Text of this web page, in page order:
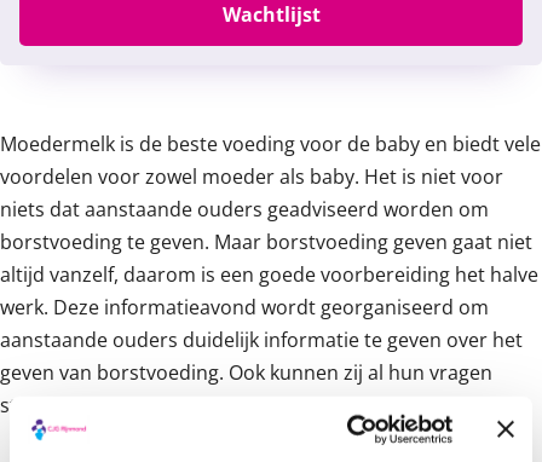
Wachtlijst
Moedermelk is de beste voeding voor de baby en biedt vele
voordelen voor zowel moeder als baby. Het is niet voor
niets dat aanstaande ouders geadviseerd worden om
borstvoeding te geven. Maar borstvoeding geven gaat niet
altijd vanzelf, daarom is een goede voorbereiding het halve
werk. Deze informatieavond wordt georganiseerd om
aanstaande ouders duidelijk informatie te geven over het
geven van borstvoeding. Ook kunnen zij al hun vragen
stellen aan een lactatiekundige en jeugdverpleegkundige.